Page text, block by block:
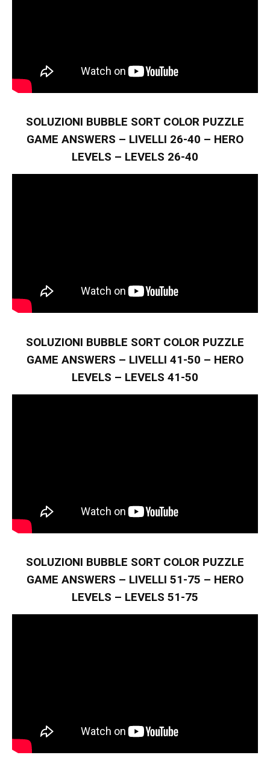
SOLUZIONI BUBBLE SORT COLOR PUZZLE
GAME ANSWERS – LIVELLI 26-40 – HERO
LEVELS – LEVELS 26-40
SOLUZIONI BUBBLE SORT COLOR PUZZLE
GAME ANSWERS – LIVELLI 41-50 – HERO
LEVELS – LEVELS 41-50
SOLUZIONI BUBBLE SORT COLOR PUZZLE
GAME ANSWERS – LIVELLI 51-75 – HERO
LEVELS – LEVELS 51-75